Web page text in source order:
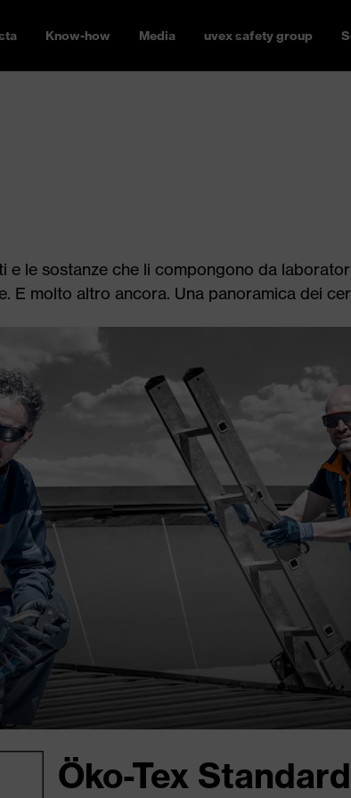
Know-how Media uvex safety group
le sostanze che li compongono da
E molto altro ancora. Una panoramica dei
Öko-Tex